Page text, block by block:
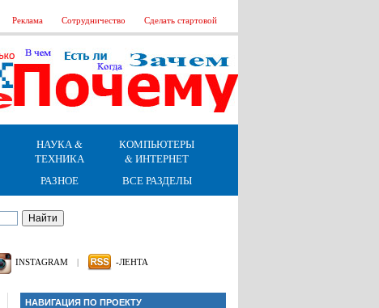
Реклама Сотрудничество Сделать стартовой
НАУКА &
ТЕХНИКА
КОМПЬЮТЕРЫ
& ИНТЕРНЕТ
РАЗНОЕ ВСЕ РАЗДЕЛЫ
INSTAGRAM | -ЛЕНТА
НАВИГАЦИЯ ПО ПРОЕКТУ